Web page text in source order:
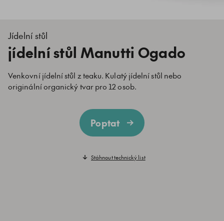
Jídelní stůl
jídelní stůl Manutti Ogado
Venkovní jídelní stůl z teaku. Kulatý jídelní stůl nebo
originální organický tvar pro 12 osob.
Poptat
Stáhnout technický list